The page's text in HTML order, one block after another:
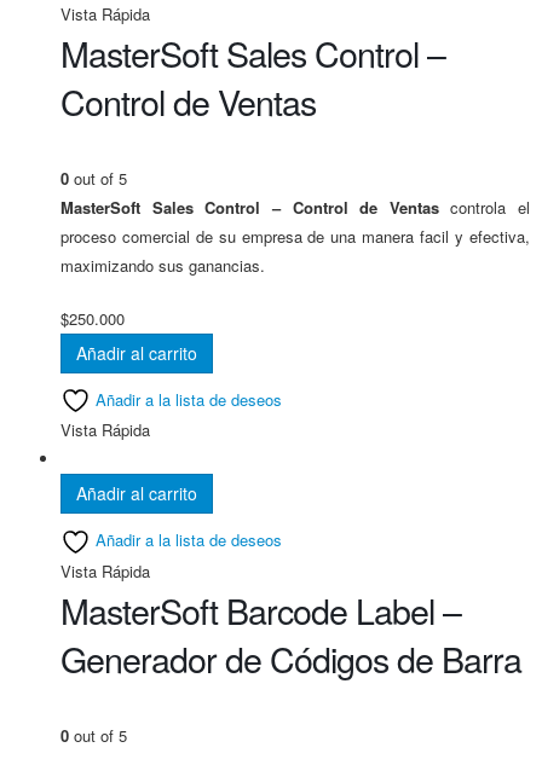
Vista Rápida
MasterSoft Sales Control –
Control de Ventas
0 out of 5
MasterSoft Sales Control – Control de Ventascontrola el
proceso comercial de su empresa de una manera facil y efectiva,
maximizando sus ganancias.
$250.000
Añadir al carrito
Añadir a la lista de deseos
Vista Rápida
Añadir al carrito
Añadir a la lista de deseos
Vista Rápida
MasterSoft Barcode Label –
Generador de Códigos de Barra
0 out of 5